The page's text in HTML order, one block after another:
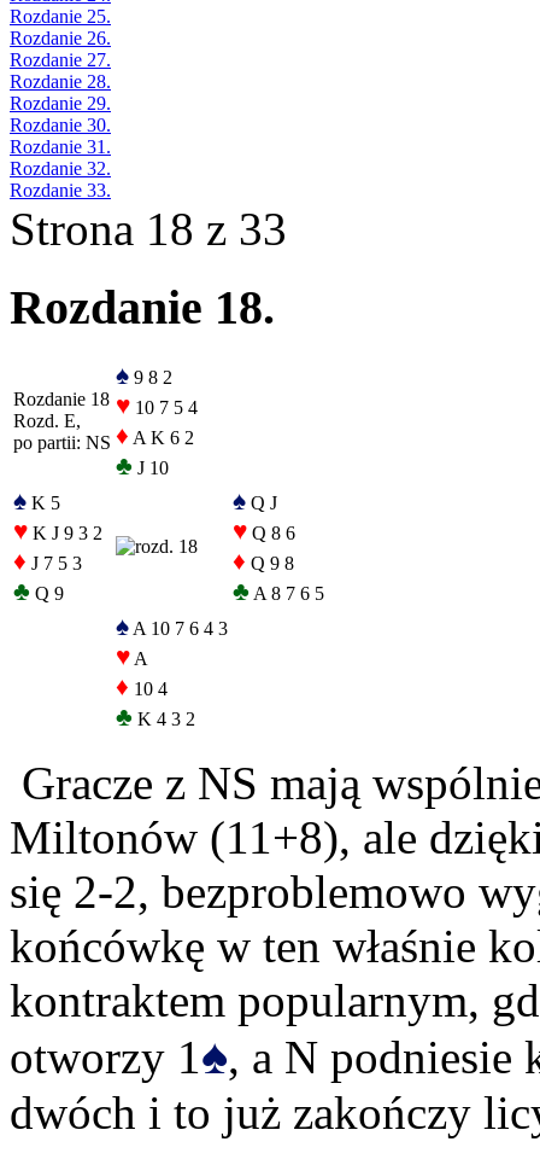
Rozdanie 25.
Rozdanie 26.
Rozdanie 27.
Rozdanie 28.
Rozdanie 29.
Rozdanie 30.
Rozdanie 31.
Rozdanie 32.
Rozdanie 33.
Strona 18 z 33
Rozdanie 18.
Rozdanie 18
Rozd. E,
po partii: NS
♠ 9 8 2
♥ 10 7 5 4
♦ A K 6 2
♣ J 10
♠ K 5
♥ K J 9 3 2
♦ J 7 5 3
♣ Q 9
♠ Q J
♥ Q 8 6
♦ Q 9 8
♣ A 8 7 6 5
♠ A 10 7 6 4 3
♥ A
♦ 10 4
♣ K 4 3 2
Gracze z NS mają
Miltonów (11+8), ale
się 2-2, bezproblemowo
końcówkę w ten właśnie
kontraktem popularnym,
otworzy 1♠, a N podniesie
dwóch i to już zakończy